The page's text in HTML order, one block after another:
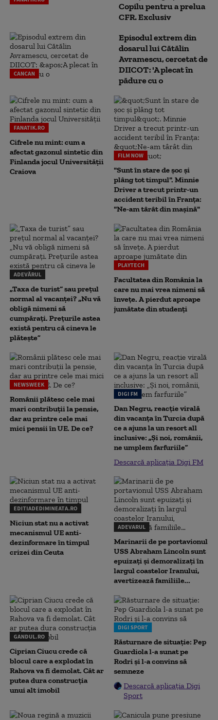
Copilu pentru a prelua
CFR. Exclusiv
CANCAN
Episodul extrem din
dosarul lui Cătălin
Avramescu, cercetat de
DIICOT: 'A plecat în
pădure cu o
FANATIK.RO
Cifrele nu mint: cum a
afectat gazonul sintetic din
Finlanda jocul Universității
Craiova
FILM NOW
"Sunt în stare de șoc și
plâng tot timpul". Minnie
Driver a trecut printr-un
accident teribil în Franța:
"Ne-am târât din mașină"
ADEVĂRUL
„Taxa de turist” sau prețul
normal al vacanței? „Nu vă
obligă nimeni să
cumpărați. Prețurile astea
există pentru că cineva le
plătește”
PLAYTECH
Facultatea din România la
care nu mai vrea nimeni să
înveţe. A pierdut aproape
jumătate din studenţi
NEWSWEEK
Românii plătesc cele mai
mari contribuții la pensie,
dar au printre cele mai
mici pensii în UE. De ce?
DIGI FM
Dan Negru, reacție virală
din vacanța în Turcia după
ce a ajuns la un resort all
inclusive: „Și noi, românii,
ne umplem farfuriile”
Descarcă aplicația Digi FM
EDITIADEDIMINEATA.RO
Niciun stat nu a activat
mecanismul UE anti-
dezinformare în timpul
crizei din Ceuta
ADEVARUL
Marinarii de pe portavionul
USS Abraham Lincoln sunt
epuizați și demoralizați în
largul coastelor Iranului,
avertizează familiile...
GANDUL.RO
Ciprian Ciucu crede că
blocul care a explodat în
Rahova va fi demolat. Cât ar
putea dura construcția
unui alt imobil
DIGI SPORT
Răsturnare de situație: Pep
Guardiola l-a sunat pe
Rodri și l-a convins să
semneze
Descarcă aplicația Digi
Sport